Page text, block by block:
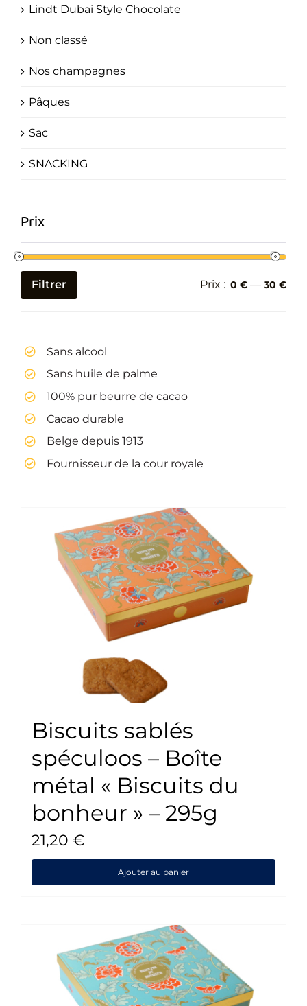
Biscuits sablés
spéculoos – Boîte
métal « Biscuits du
bonheur » – 295g
21,20 €
Ajouter au panier
Lindt Dubai Style Chocolate
Non classé
Nos champagnes
Pâques
Sac
SNACKING
Prix
Prix
Prix
Filtrer Prix : 0 € — 30 €
Sans alcool
Sans huile de palme
100% pur beurre de cacao
Cacao durable
Belge depuis 1913
Fournisseur de la cour royale